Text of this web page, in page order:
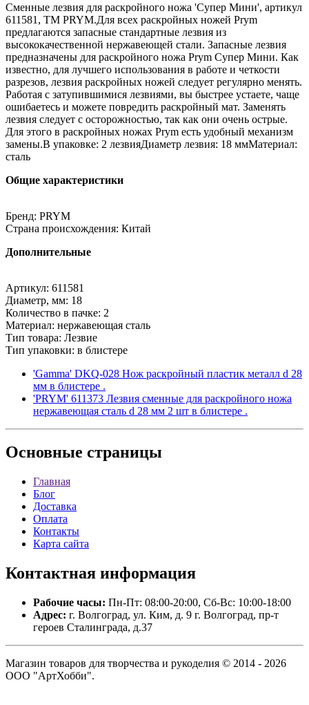
Сменные лезвия для раскройного ножа 'Супер Мини', артикул
611581, ТМ PRYM.Для всех раскройных ножей Prym
предлагаются запасные стандартные лезвия из
высококачественной нержавеющей стали. Запасные лезвия
предназначены для раскройного ножа Prym Супер Мини. Как
известно, для лучшего использования в работе и четкости
разрезов, лезвия раскройных ножей следует регулярно менять.
Работая с затупившимися лезвиями, вы быстрее устаете, чаще
ошибаетесь и можете повредить раскройный мат. Заменять
лезвия следует с осторожностью, так как они очень острые.
Для этого в раскройных ножах Prym есть удобный механизм
замены.В упаковке: 2 лезвияДиаметр лезвия: 18 ммМатериал:
сталь
Общие характеристики
Бренд: PRYM
Страна происхождения: Китай
Дополнительные
Артикул: 611581
Диаметр, мм: 18
Количество в пачке: 2
Материал: нержавеющая сталь
Тип товара: Лезвие
Тип упаковки: в блистере
'Gamma' DKQ-028 Нож раскройный пластик металл d 28
мм в блистере .
'PRYM' 611373 Лезвия сменные для раскройного ножа
нержавеющая сталь d 28 мм 2 шт в блистере .
Основные страницы
Главная
Блог
Доставка
Оплата
Контакты
Карта сайта
Контактная информация
Рабочие часы: Пн-Пт: 08:00-20:00, Сб-Вс: 10:00-18:00
Адрес: г. Волгоград, ул. Ким, д. 9 г. Волгоград, пр-т
героев Сталинграда, д.37
Магазин товаров для творчества и рукоделия © 2014 - 2026
ООО "АртХобби".